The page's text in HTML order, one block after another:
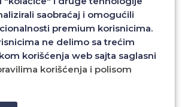
SILIKONSKA GUMA
saobraćaj i omogućili
premium korisnicima.
ne delimo sa trećim
korišćenja web sajta saglasni
korišćenja i polisom